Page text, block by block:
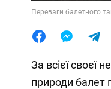
Переваги балетного
За всієї своєї
природи балет